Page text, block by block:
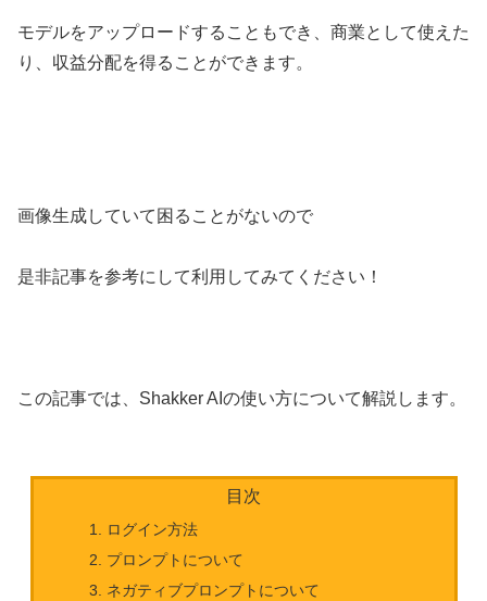
モデルをアップロードすることもでき、商業として使えた
り、収益分配を得ることができます。
画像生成していて困ることがないので
是非記事を参考にして利用してみてください！
この記事では、Shakker AIの使い方について解説します。
目次
ログイン方法
プロンプトについて
ネガティブプロンプトについて